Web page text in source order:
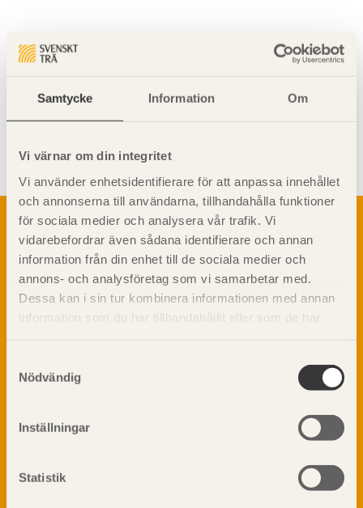
Samtycke Information Om
Vi värnar om din integritet
Vi använder enhetsidentifierare för att anpassa innehållet
och annonserna till användarna, tillhandahålla funktioner
för sociala medier och analysera vår trafik. Vi
vidarebefordrar även sådana identifierare och annan
information från din enhet till de sociala medier och
annons- och analysföretag som vi samarbetar med.
Dessa kan i sin tur kombinera informationen med annan
information som du har tillhandahållit eller som de har
Nödvändig
Inställningar
Statistik
Om trä
Materialet trä
Skogsbruk
Barrträdets uppbyggnad
Träets egenskaper och kvalitet
Kemisk behandling
Fakta om Limträ
Fukt
Ljud
TräGuiden är den digitala handboken för trä och
materialet trä samt instruktioner för byggande
med trä.
Prenumerera på TräGuidens nyhetsbrev!